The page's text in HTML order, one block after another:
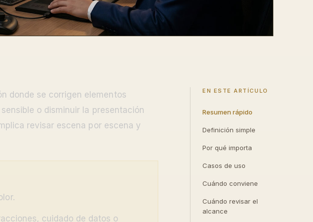
donde se corrigen elementos
o disminuir la presentación
revisar escena por escena y
cuidado de datos o
EN ESTE ARTÍCULO
Resumen rápido
Definición simple
Por qué importa
Casos de uso
Cuándo conviene
Cuándo revisar el
alcance